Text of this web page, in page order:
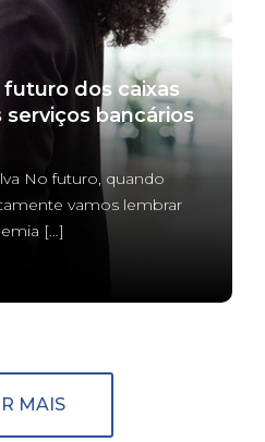
dos caixas
bancários
No futuro, quando
vamos lembrar
[…]
MAIS